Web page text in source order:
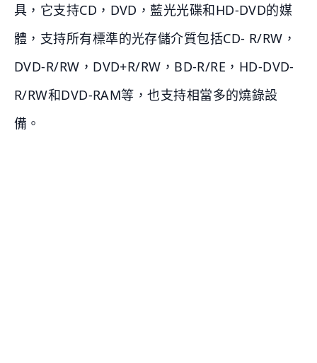
具，它支持CD，DVD，藍光光碟和HD-DVD的媒
體，支持所有標準的光存儲介質包括CD- R/RW，
DVD-R/RW，DVD+R/RW，BD-R/RE，HD-DVD-
R/RW和DVD-RAM等，也支持相當多的燒錄設
備。